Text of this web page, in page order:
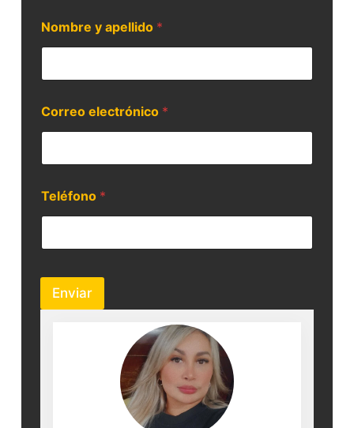
Nombre y apellido *
Correo electrónico *
Teléfono *
Enviar